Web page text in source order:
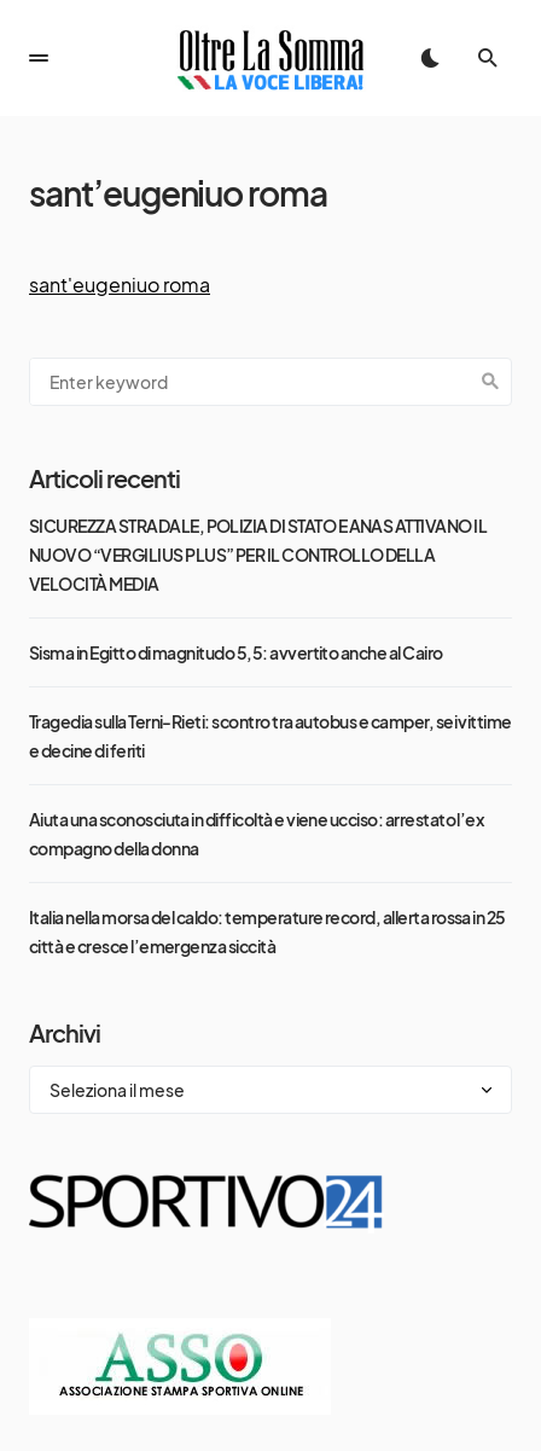
sant’eugeniuo roma
sant'eugeniuo roma
Articoli recenti
SICUREZZA STRADALE, POLIZIA DI STATO E ANAS ATTIVANO IL
NUOVO “VERGILIUS PLUS” PER IL CONTROLLO DELLA
VELOCITÀ MEDIA
Sisma in Egitto di magnitudo 5,5: avvertito anche al Cairo
Tragedia sulla Terni-Rieti: scontro tra autobus e camper, sei vittime
e decine di feriti
Aiuta una sconosciuta in difficoltà e viene ucciso: arrestato l’ex
compagno della donna
Italia nella morsa del caldo: temperature record, allerta rossa in 25
città e cresce l’emergenza siccità
Archivi